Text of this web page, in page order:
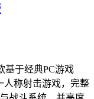
基于经典PC游戏
人称射击游戏，完整